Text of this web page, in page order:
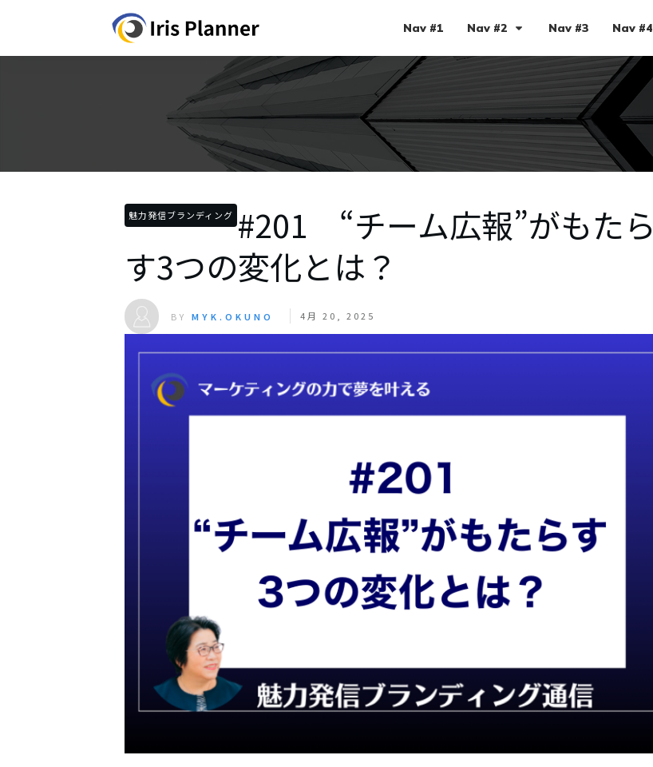
Nav #1 Nav #2 Nav #3 Nav #4
魅力発信ブランディング #201 “チーム広報”がもたら
す3つの変化とは？
BYMYK.OKUNO 4月 20, 2025